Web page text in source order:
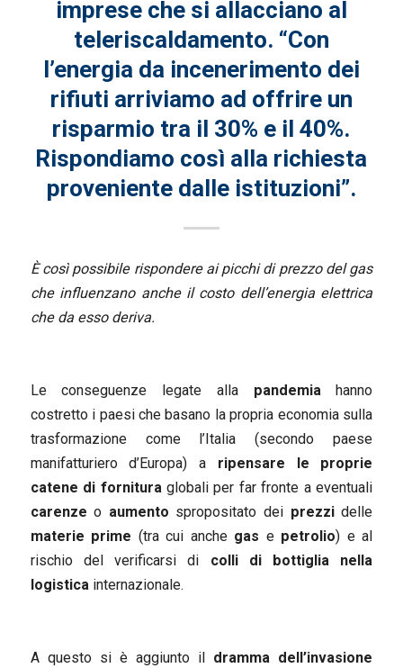
imprese che si allacciano al
teleriscaldamento. “Con
l’energia da incenerimento dei
rifiuti arriviamo ad offrire un
risparmio tra il 30% e il 40%.
Rispondiamo così alla richiesta
proveniente dalle istituzioni”.
È così possibile rispondere ai picchi di prezzo del gas
che influenzano anche il costo dell’energia elettrica
che da esso deriva.
Le conseguenze legate alla pandemiahanno
costretto i paesi che basano la propria economia sulla
trasformazione come l’Italia (secondo paese
manifatturiero d’Europa) a ripensare le proprie
catene di fornituraglobali per far fronte a eventuali
carenze o aumento spropositato dei prezzidelle
materie prime (tra cui anche gas e petrolio) e al
rischio del verificarsi di colli di bottiglia nella
logisticainternazionale.
A questo si è aggiunto il dramma dell’invasione